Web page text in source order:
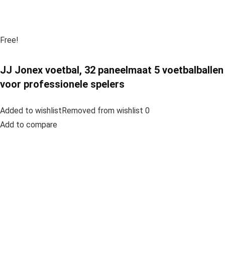
Free!
JJ Jonex voetbal, 32 paneelmaat 5 voetbalballen
voor professionele spelers
Added to wishlistRemoved from wishlist 0
Add to compare